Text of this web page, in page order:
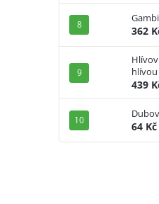
362
439
64 Kč